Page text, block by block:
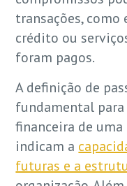
transações, como
crédito ou
foram pagos.
A definição de
fundamental para
financeira de
indicam a
futuras e a